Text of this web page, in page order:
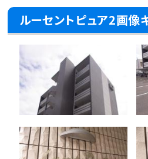
ルーセントピュア2画像